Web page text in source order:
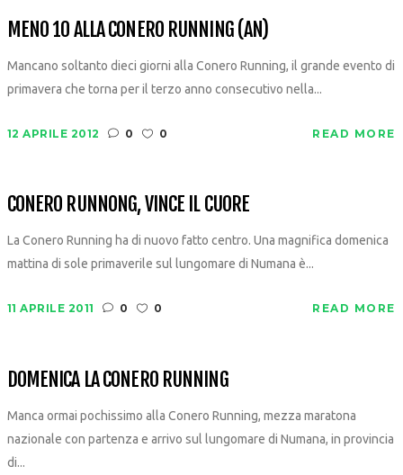
MENO 10 ALLA CONERO RUNNING (AN)
Mancano soltanto dieci giorni alla Conero Running, il grande evento di
primavera che torna per il terzo anno consecutivo nella...
12 APRILE 2012 0 0 READ MORE
CONERO RUNNONG, VINCE IL CUORE
La Conero Running ha di nuovo fatto centro. Una magnifica domenica
mattina di sole primaverile sul lungomare di Numana è...
11 APRILE 2011 0 0 READ MORE
DOMENICA LA CONERO RUNNING
Manca ormai pochissimo alla Conero Running, mezza maratona
nazionale con partenza e arrivo sul lungomare di Numana, in provincia
di...